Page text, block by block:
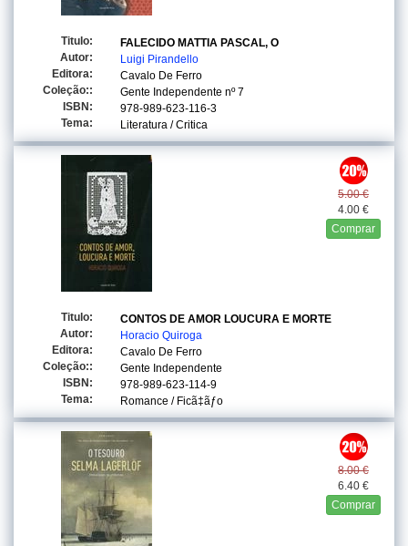
Titulo:
FALECIDO MATTIA PASCAL, O
Autor:
Luigi Pirandello
Editora:
Cavalo De Ferro
Coleção::
Gente Independente nº 7
ISBN:
978-989-623-116-3
Tema:
Literatura / Critica
5.00 €
4.00 €
Comprar
Titulo:
CONTOS DE AMOR LOUCURA E MORTE
Autor:
Horacio Quiroga
Editora:
Cavalo De Ferro
Coleção::
Gente Independente
ISBN:
978-989-623-114-9
Tema:
Romance / Ficã‡ãƒo
8.00 €
6.40 €
Comprar